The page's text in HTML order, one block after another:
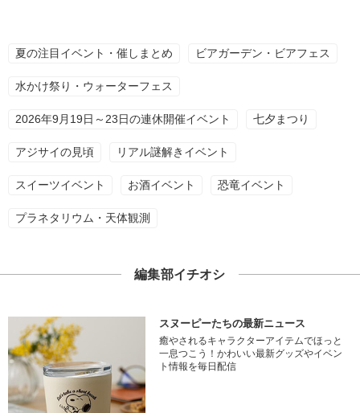
夏の注目イベント・催しまとめ ビアガーデン・ビアフェス
水かけ祭り・ウォーターフェス
2026年9月19日～23日の連休開催イベント 七夕まつり
アジサイの見頃 リアル謎解きイベント
スイーツイベント お酒イベント 恐竜イベント
プラネタリウム・天体観測
編集部イチオシ
スヌーピーたちの最新ニュース
癒やされるキャラクターアイテムでほっと
一息つこう！かわいい最新グッズやイベン
ト情報を毎日配信